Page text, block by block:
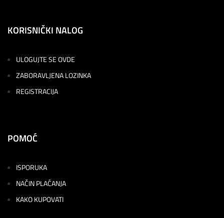
KORISNIČKI NALOG
ULOGUJTE SE OVDE
ZABORAVLJENA LOZINKA
REGISTRACIJA
POMOĆ
ISPORUKA
NAČIN PLAĆANJA
KAKO KUPOVATI